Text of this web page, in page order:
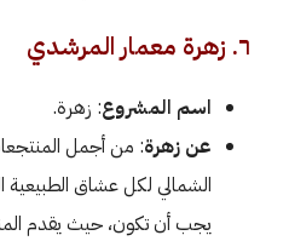
٦. زهرة معمار المرشدي
اسم المشروع: زهرة.
عن زهرة: من أجمل
الشمالي لكل عشاق الطبيعية
يجب أن تكون، حيث يقدم